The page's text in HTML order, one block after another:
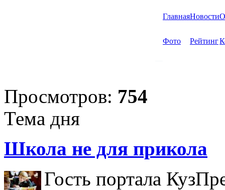
ГлавнаяНовости
Фото Рейтинг
Просмотров: 754
Тема дня
Школа не для прикола
Гость портала